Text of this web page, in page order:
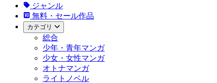
ジャンル
無料・セール作品
カテゴリ
総合
少年・青年マンガ
少女・女性マンガ
オトナマンガ
ライトノベル